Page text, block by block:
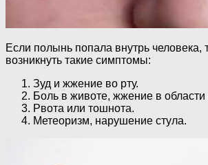
Если полынь попала внутрь человека,
возникнуть такие симптомы:
Зуд и жжение во рту.
Боль в животе, жжение в
Рвота или тошнота.
Метеоризм, нарушение стула.